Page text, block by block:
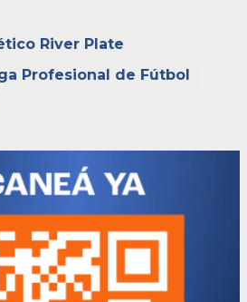
River Plate
Profesional de Fútbol